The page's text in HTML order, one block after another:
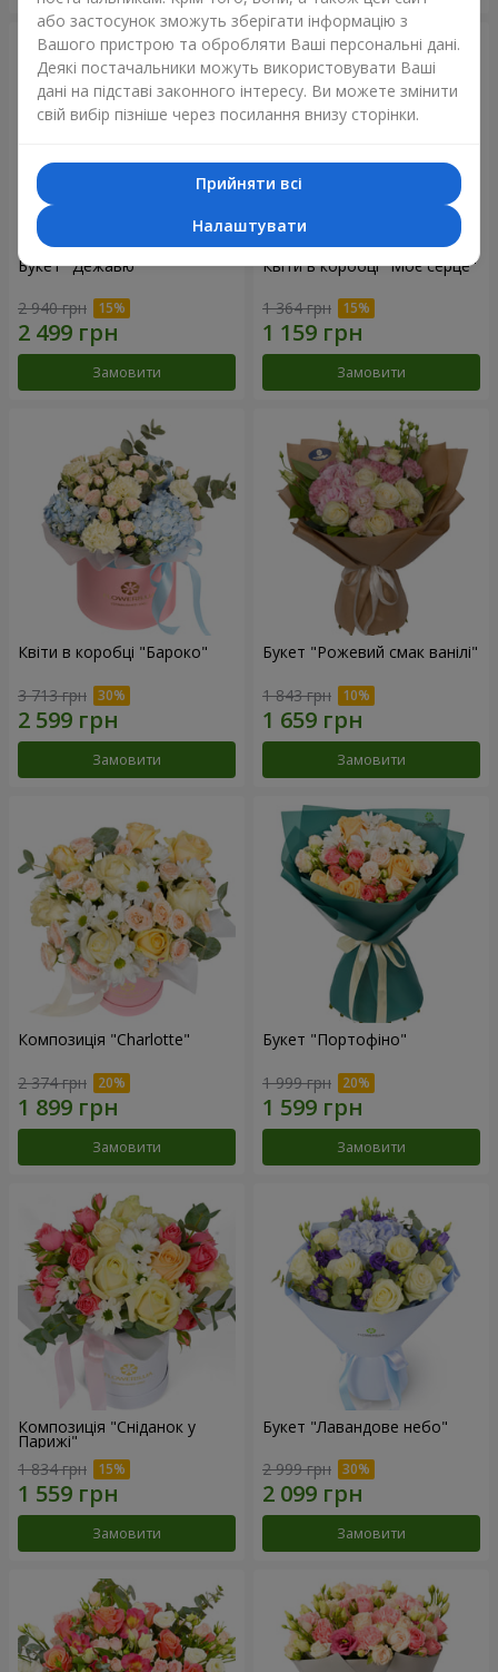
Букет "Дежавю"
2 940 грн
Замовити
Квіти в коробці "Моє серце"
1 364 грн
Замовити
Квіти в коробці "Бароко"
3 713 грн
Замовити
Букет "Рожевий смак ванілі"
1 843 грн
Замовити
Композиція "Charlotte"
2 374 грн
Замовити
Букет "Портофіно"
1 999 грн
Замовити
Композиція "Сніданок у
Парижі"
1 834 грн
Замовити
Букет "Лавандове небо"
2 999 грн
Замовити
або застосунок зможуть зберігати інформацію з
Вашого пристрою та обробляти Ваші персональні дані.
Деякі постачальники можуть використовувати Ваші
дані на підставі законного інтересу. Ви можете змінити
свій вибір пізніше через посилання внизу сторінки.
Прийняти всі
Налаштувати